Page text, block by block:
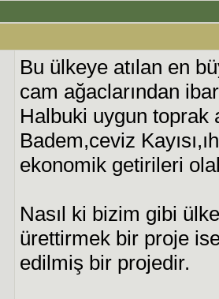
Bu ülkeye atılan en
cam ağaclarından
Halbuki uygun toprak
Badem,ceviz
ekonomik getirileri
Nasıl ki bizim gibi
ürettirmek bir proje
edilmiş bir projedir.